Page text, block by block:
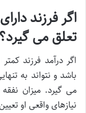
اگر فرزند
تعلق می گیرد؟
اگر درآمد فرزند
باشد و نتواند به
می گیرد. میزان
نیازهای واقعی او